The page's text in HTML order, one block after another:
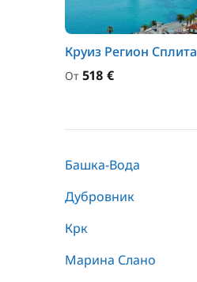
Круиз Регион Сплита
От 518 €
Башка-Вода
Дубровник
Крк
Марина Слано